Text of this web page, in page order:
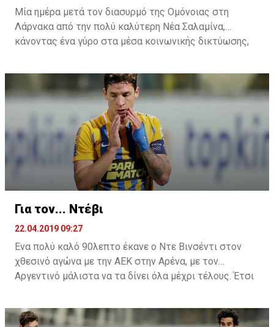
Μία ημέρα μετά τον διασυρμό της Ομόνοιας στη
Λάρνακα από την πολύ καλύτερη Νέα Σαλαμίνα,
κάνοντας ένα γύρο στα μέσα κοινωνικής δικτύωσης,
προπονητή. Η συμπεριφορά του μετά το τέλος του
αγώνα στη δημοσιογραφική γι' άλλη μία φορά δεν ήταν
η πρέπων, αφού πολλοί είναι αυτοί που πιστεύουν ότι
τουλάχιστον αυτό έπρεπε να λεχθεί από τα χείλη του
Ελλαδίτη τεχνικό ήταν μία συγνώμη.
Για τον... Ντέβι
22.04.2019 09:27
Ένα πολύ καλό 90λεπτο έκανε ο Ντε Βινσέντι στον
χθεσινό αγώνα με την ΑΕΚ στην Αρένα, με τον
Αργεντινό μάλιστα να τα δίνει όλα μέχρι τέλους. Έτσι
φάση του ματς, όπου σημάδεψε το δοκάρι της εστίας
του Τόνιο.